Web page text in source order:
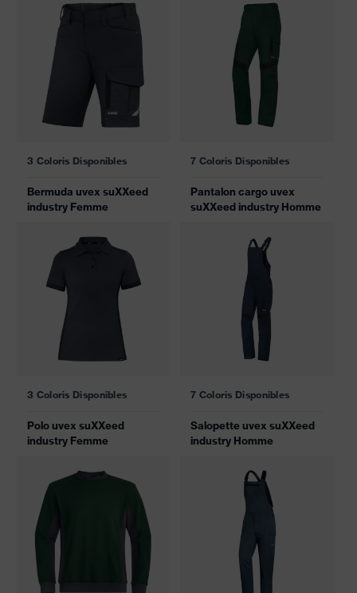
3 Coloris Disponibles
Bermuda uvex suXXeed
industry Femme
7 Coloris Disponibles
Pantalon cargo uvex
suXXeed industry Homme
3 Coloris Disponibles
Polo uvex suXXeed
industry Femme
7 Coloris Disponibles
Salopette uvex suXXeed
industry Homme